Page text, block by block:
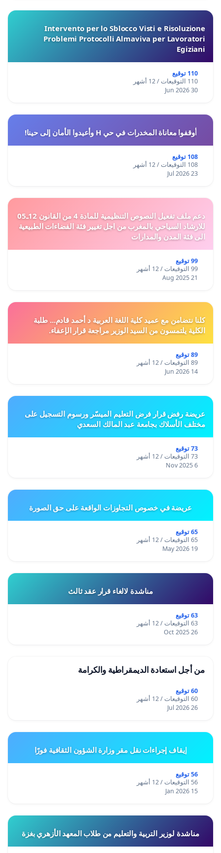
Intervento per lo Sblocco Visti e Risoluzione
Problemi Protocolli Almaviva per Lavoratori
Egiziani
110 توقيع
110 التوقيعات / 12 أشهر
30 Jun 2026
أوقفوا معاناة المخدرات في حي H وأعيدوا الأمان إلى حينا!
108 توقيع
108 التوقيعات / 12 أشهر
23 Jul 2026
دعم ملف تفعيل النصوص التنظيمية للمادة 4 من القانون 12ـ05
للارشاد السياحي بالمغرب من اجل تغيير فئة الفضاءات الطبيعية
الى فئة المدن والمدارات
99 توقيع
99 التوقيعات / 12 أشهر
21 Aug 2025
كلنا نتضامن مع عميد كلية اللغة العربية د أحمد قادم... طلبة
الكلية يلتمسون من السيد الوزير مراجعة قرار الإعفاء.
89 توقيع
89 التوقيعات / 12 أشهر
14 Jun 2026
عريضة رفض قرار فرض التعليم الميسّر ورسوم التسجيل على
مختلف الأسلاك بجامعة عبد المالك السعدي
73 توقيع
73 التوقيعات / 12 أشهر
6 Nov 2025
عريضة في خصوص التجاوزات الواقعة على حق الصورة
65 توقيع
65 التوقيعات / 12 أشهر
19 May 2026
مناشدة لالغاء قرار عقد ثالث
63 توقيع
63 التوقيعات / 12 أشهر
26 Oct 2025
من أجل استعادة الديمقراطية والكرامة
60 توقيع
60 التوقيعات / 12 أشهر
26 Jul 2026
إيقاف إجراءات نقل مقر وزارة الشؤون الثقافية فورًا
56 توقيع
56 التوقيعات / 12 أشهر
15 Jan 2026
مناشدة لوزير التربية والتعليم من طلاب المعهد الأزهري بغزة